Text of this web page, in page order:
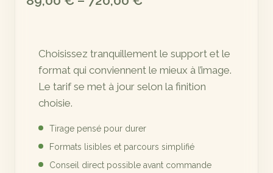
89,00 €
720,00 €
Choisissez tranquillement le support et le
format qui conviennent le mieux à l’image.
Le tarif se met à jour selon la finition
choisie.
Tirage pensé pour durer
Formats lisibles et parcours simplifié
Conseil direct possible avant commande